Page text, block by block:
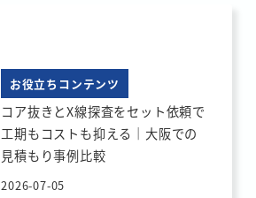
お役立ちコンテンツ
コア抜きとX線探査をセット依頼で
工期もコストも抑える｜大阪での
見積もり事例比較
2026-07-05